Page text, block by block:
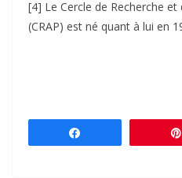
[4] Le Cercle de Recherche et
(CRAP) est né quant à lui en